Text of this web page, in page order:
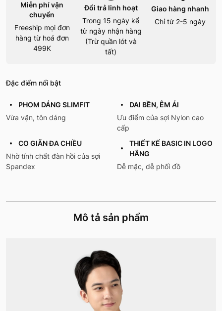
Miễn phí vận
chuyển
Freeship mọi đơn
hàng từ hoá đơn
499K
Đổi trả linh hoạt
Trong 15 ngày kể
từ ngày nhận hàng
(Trừ quần lót và
tất)
Giao hàng nhanh
Chỉ từ 2-5 ngày
Đặc điểm nổi bật
PHOM DÁNG SLIMFIT
Vừa vặn, tôn dáng
DAI BỀN, ÊM ÁI
Ưu điểm của sợi Nylon cao
cấp
CO GIÃN ĐA CHIỀU
Nhờ tính chất đàn hồi của sợi
Spandex
THIẾT KẾ BASIC IN LOGO
HÃNG
Dễ mặc, dễ phối đồ
Mô tả sản phẩm